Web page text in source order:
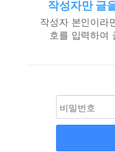
작성자만 글
작성자 본인이라
호를 입력하여